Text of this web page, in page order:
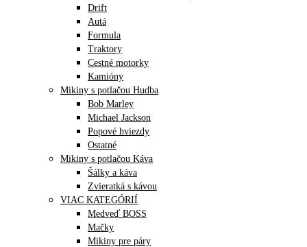
Drift
Autá
Formula
Traktory
Cestné motorky
Kamióny
Mikiny s potlačou Hudba
Bob Marley
Michael Jackson
Popové hviezdy
Ostatné
Mikiny s potlačou Káva
Šálky a káva
Zvieratká s kávou
VIAC KATEGÓRIÍ
Medveď BOSS
Mačky
Mikiny pre páry